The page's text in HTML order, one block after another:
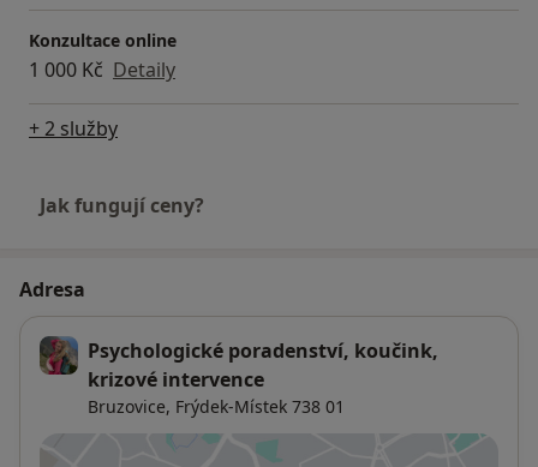
Konzultace online
1 000 Kč Detaily
+ 2 služby
Jak fungují ceny?
Adresa
Psychologické poradenství, koučink,
krizové intervence
Bruzovice, Frýdek-Místek 738 01